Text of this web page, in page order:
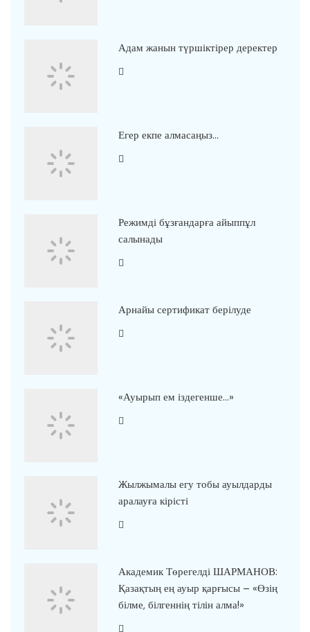
Адам жанын түршіктірер деректер
Егер екпе алмасаңыз…
Режимді бұзғандарға айыппұл
салынады
Арнайы сертификат берілуде
«Ауырып ем іздегенше…»
Жылжымалы егу тобы ауылдарды
аралауға кірісті
Академик Төрегелді ШАРМАНОВ:
Қазақтың ең ауыр қарғысы – «Өзің
білме, білгеннің тілін алма!»